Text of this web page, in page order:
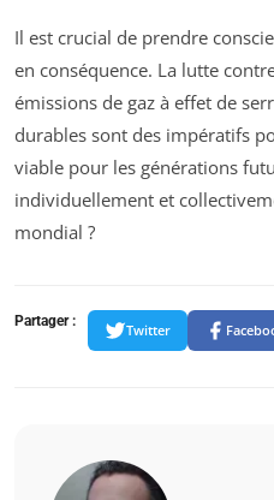
Il est crucial de prendre
en conséquence. La lutte
émissions de gaz à effet de
durables sont des impératifs
viable pour les générations
individuellement et
mondial ?
Partager :
Twitter